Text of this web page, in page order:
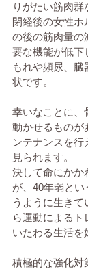
りがたい筋肉群
閉経後の女性ホ
の後の筋肉量の
要な機能が低下
もれや頻尿、
状です。
幸いなことに、
動かせるものが
ンテナンスを
見られます。
決して命にかか
が、40年弱と
うように生き
ら運動によるト
いたわる生活を
積極的な強化対